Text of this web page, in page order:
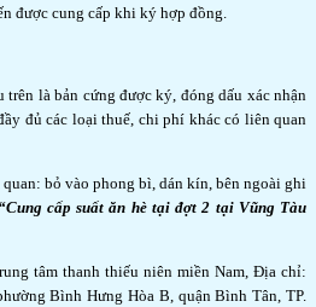
được cung cấp khi ký hợp đồng.
là bản cứng được ký, đóng dấu xác nhận
đủ các loại thuế, chi phí khác có liên quan
bỏ vào phong bì, dán kín, bên ngoài ghi
“Cung cấp suất ăn hè tại đợt 2 tại Vũng Tàu
tâm thanh thiếu niên miền Nam, Địa chỉ:
Bình Hưng Hòa B, quận Bình Tân, TP.